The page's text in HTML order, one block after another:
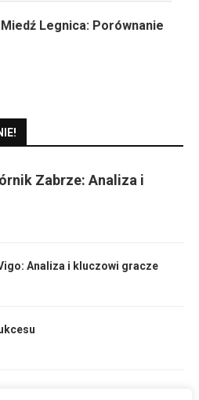
Legnica: Porównanie
Zabrze: Analiza i
Analiza i kluczowi gracze